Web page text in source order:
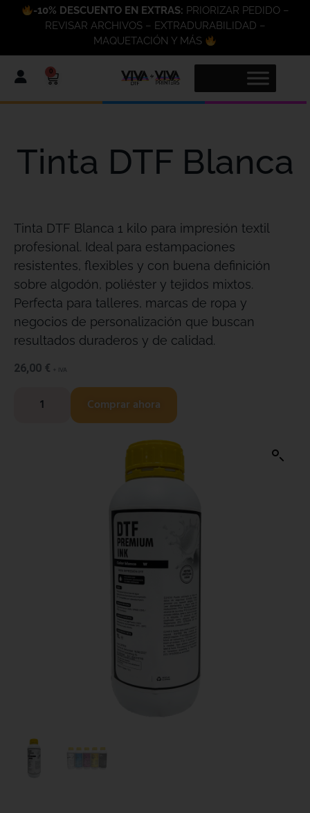
-10% DESCUENTO EN EXTRAS: PRIORIZAR PEDIDO –
REVISAR ARCHIVOS – EXTRADURABILIDAD –
MAQUETACIÓN Y MÁS
0
Tinta DTF Blanca
Tinta DTF Blanca 1 kilo para impresión textil
profesional. Ideal para estampaciones
resistentes, flexibles y con buena definición
sobre algodón, poliéster y tejidos mixtos.
Perfecta para talleres, marcas de ropa y
negocios de personalización que buscan
resultados duraderos y de calidad.
26,00 € + IVA
Comprar ahora